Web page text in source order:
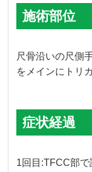
施術部位
尺骨沿いの尺側
をメインにトリ
症状経過
1回目:TFCC部